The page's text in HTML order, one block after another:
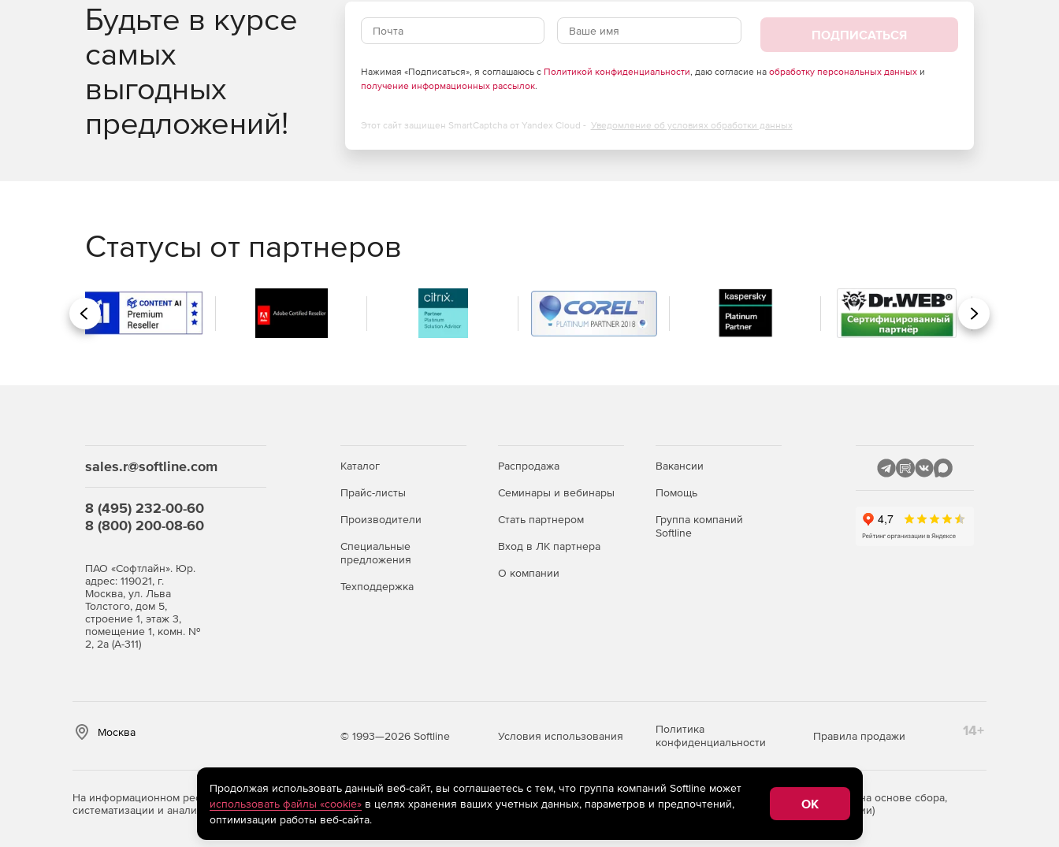
Будьте в курсе
самых
выгодных
предложений!
ПОДПИСАТЬСЯ
Нажимая «Подписаться», я соглашаюсь с Политикой конфиденциальности, даю согласие на обработку персональных данныхи
получение информационных рассылок.
Этот сайт защищен SmartCaptcha от Yandex Cloud - Уведомление об условиях обработки данных
Статусы от партнеров
Назад Вперед
sales.r@softline.com
8 (495) 232-00-60
8 (800) 200-08-60
ПАО «Софтлайн». Юр.
адрес: 119021, г.
Москва, ул. Льва
Толстого, дом 5,
строение 1, этаж 3,
помещение 1, комн. №
2, 2а (А-311)
Каталог
Прайс-листы
Производители
Специальные
предложения
Техподдержка
Распродажа
Семинары и вебинары
Стать партнером
Вход в ЛК партнера
О компании
Вакансии
Помощь
Группа компаний
Softline
Москва © 1993—2026 Softline Условия использования
Политика
конфиденциальности
Правила продажи 14+
На информационном ресурсе store.softline.ru применяются рекомендательные технологии
(информационные технологии предоставления информации на основе сбора,
систематизации и анализа сведений, относящихся к предпочтениям пользователей сети «Интернет», находящихся на территории Российской Федерации)
Продолжая использовать данный веб-сайт, вы соглашаетесь с тем, что группа компаний Softline может
использовать файлы «cookie»в целях хранения ваших учетных данных, параметров и предпочтений,
оптимизации работы веб-сайта.
OK